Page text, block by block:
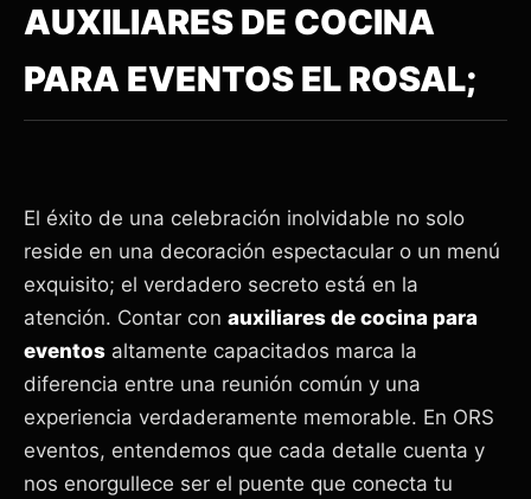
AUXILIARES DE COCINA
PARA EVENTOS EL ROSAL;
El éxito de una celebración inolvidable no solo
reside en una decoración espectacular o un menú
exquisito; el verdadero secreto está en la
atención. Contar con auxiliares de cocina para
eventos altamente capacitados marca la
diferencia entre una reunión común y una
experiencia verdaderamente memorable. En ORS
eventos, entendemos que cada detalle cuenta y
nos enorgullece ser el puente que conecta tu